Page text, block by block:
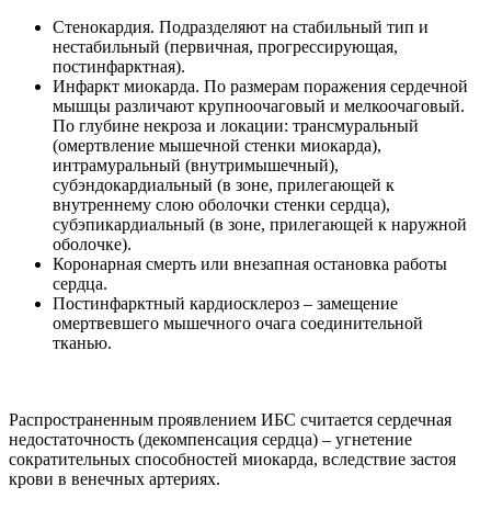
Стенокардия. Подразделяют на стабильный тип и
нестабильный (первичная, прогрессирующая,
постинфарктная).
Инфаркт миокарда. По размерам поражения сердечной
мышцы различают крупноочаговый и мелкоочаговый.
По глубине некроза и локации: трансмуральный
(омертвление мышечной стенки миокарда),
интрамуральный (внутримышечный),
субэндокардиальный (в зоне, прилегающей к
внутреннему слою оболочки стенки сердца),
субэпикардиальный (в зоне, прилегающей к наружной
оболочке).
Коронарная смерть или внезапная остановка работы
сердца.
Постинфарктный кардиосклероз – замещение
омертвевшего мышечного очага соединительной
тканью.
Распространенным проявлением ИБС считается сердечная
недостаточность (декомпенсация сердца) – угнетение
сократительных способностей миокарда, вследствие застоя
крови в венечных артериях.